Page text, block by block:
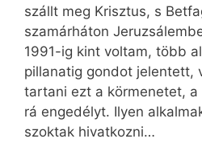
szállt meg Krisztus, s
szamárháton
1991-ig kint voltam, több
pillanatig gondot jelentett,
tartani ezt a körmenetet,
rá engedélyt. Ilyen
szoktak hivatkozni…